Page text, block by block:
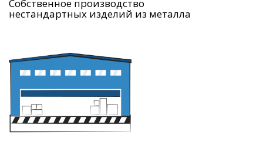
Собственное производство
нестандартных изделий из металла